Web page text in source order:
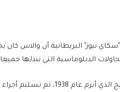
نيوز" البريطانية أن والاس كان
الدبلوماسية التي نبذلها جميعا
يذكر أنه بموجب اتفاق ميونيخ